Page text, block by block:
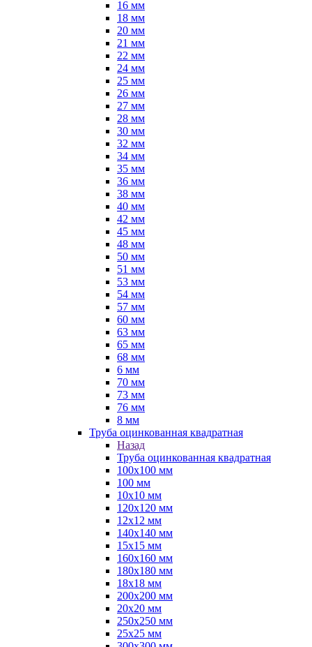
16 мм
18 мм
20 мм
21 мм
22 мм
24 мм
25 мм
26 мм
27 мм
28 мм
30 мм
32 мм
34 мм
35 мм
36 мм
38 мм
40 мм
42 мм
45 мм
48 мм
50 мм
51 мм
53 мм
54 мм
57 мм
60 мм
63 мм
65 мм
68 мм
6 мм
70 мм
73 мм
76 мм
8 мм
Труба оцинкованная квадратная
Назад
Труба оцинкованная квадратная
100х100 мм
100 мм
10х10 мм
120х120 мм
12х12 мм
140х140 мм
15х15 мм
160х160 мм
180х180 мм
18х18 мм
200х200 мм
20х20 мм
250х250 мм
25х25 мм